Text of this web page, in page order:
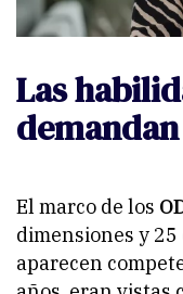
Las
El marco de los
dimensiones y
aparecen